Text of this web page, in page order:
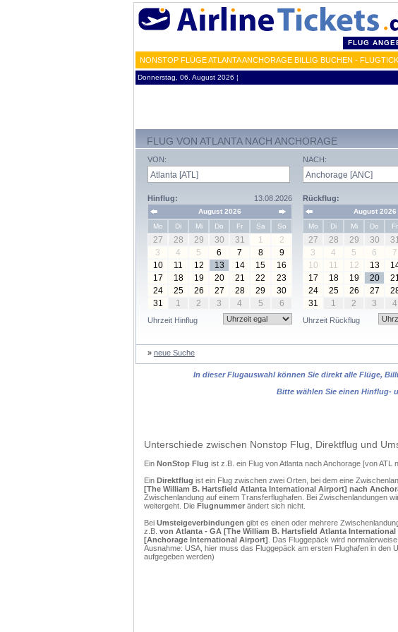
FLUG
NONSTOP FLÜGE ATLANTA ANCHORAGE BILLIG BUCHEN -
Donnerstag, 06. August 2026 ¦
FLUG VON ATLANTA NACH ANCHORAGE
VON:
Hinflug: 13.08.2026
August 2026
Mo
Di Mi Do Fr Sa So
27 28 29 30 31 1
2
3
4 5 6 7 8
9
10
11 12 13 14 15
16
17
18 19 20 21 22
23
24
25 26 27 28 29
30
31
1 2 3 4 5 6
Uhrzeit Hinflug
NACH:
Rückflug:
August 2026
Mo
Di Mi Do Fr
27 28 29 30
3
4 5 6 7
10
11 12 13
17
18 19 20
24
25 26 27
31
1 2 3 4
Uhrzeit Rückflug
» neue Suche
In dieser Flugauswahl können Sie direkt alle Flüge,
Bitte wählen Sie einen Hinflug-
Unterschiede zwischen Nonstop Flug, Direktflug und
Ein NonStop Flug ist z.B. ein Flug von Atlanta nach Anchorage [von ATL
Ein Direktflug ist ein Flug zwischen zwei Orten, bei dem eine
[The William B. Hartsfield Atlanta International Airport] nach
Zwischenlandung auf einem Transferflughafen. Bei Zwischenlandungen
weitergeht. Die Flugnummer ändert sich nicht.
Bei Umsteigeverbindungen gibt es einen oder mehrere
z.B. von Atlanta - GA [The William B. Hartsfield Atlanta
[Anchorage International Airport] . Das Fluggepäck wird
Ausnahme: USA, hier muss das Fluggepäck am ersten Flughafen in den
aufgegeben werden)